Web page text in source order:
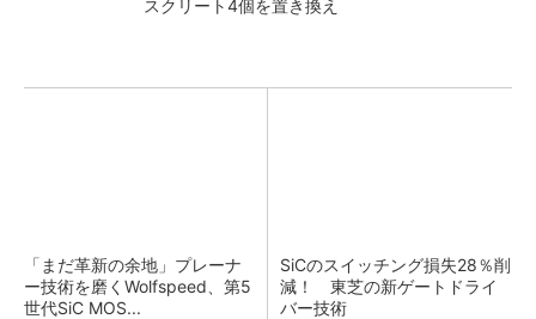
スクリート4個を置き換え
「まだ革新の余地」プレーナ
ー技術を磨くWolfspeed、第5
世代SiC MOS...
SiCのスイッチング損失28％削
減！ 東芝の新ゲートドライ
バー技術